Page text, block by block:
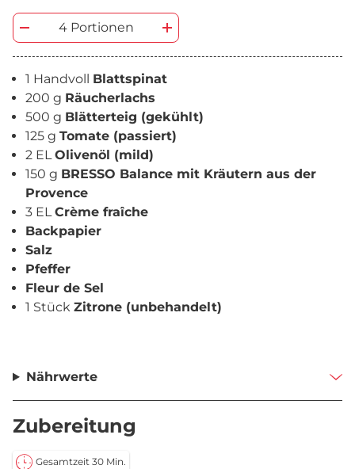
4 Portionen
1 Handvoll Blattspinat
200 g Räucherlachs
500 g Blätterteig (gekühlt)
125 g Tomate (passiert)
2 ELOlivenöl (mild)
150 g BRESSO Balance mit Kräutern aus der
Provence
3 ELCrème fraîche
Backpapier
Salz
Pfeffer
Fleur de Sel
1 Stück Zitrone (unbehandelt)
Nährwerte
Zubereitung
Gesamtzeit 30 Min.